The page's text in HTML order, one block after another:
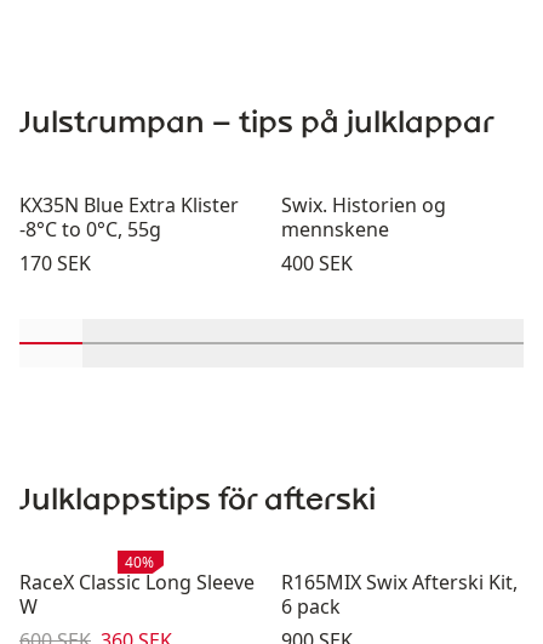
Julstrumpan – tips på julklappar
KX35N Blue Extra Klister
-8°C to 0°C, 55g
Pris:
170 SEK
Swix. Historien og
mennskene
Pris:
400 SEK
Julklappstips för afterski
Rea:
40%
RaceX Classic Long Sleeve
W
R165MIX Swix Afterski Kit,
6 pack